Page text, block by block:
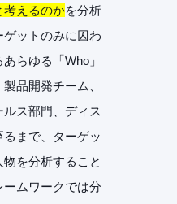
考えるのかを分析
ットのみに囚わ
らゆる「Who」
品開発チーム、
ス部門、ディス
るまで、ターゲッ
を分析すること
ムワークでは分